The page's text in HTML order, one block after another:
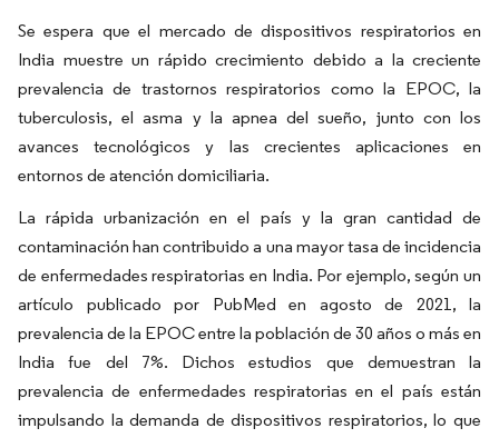
Se espera que el mercado de dispositivos respiratorios en
India muestre un rápido crecimiento debido a la creciente
prevalencia de trastornos respiratorios como la EPOC, la
tuberculosis, el asma y la apnea del sueño, junto con los
avances tecnológicos y las crecientes aplicaciones en
entornos de atención domiciliaria.
La rápida urbanización en el país y la gran cantidad de
contaminación han contribuido a una mayor tasa de incidencia
de enfermedades respiratorias en India. Por ejemplo, según un
artículo publicado por PubMed en agosto de 2021, la
prevalencia de la EPOC entre la población de 30 años o más en
India fue del 7%. Dichos estudios que demuestran la
prevalencia de enfermedades respiratorias en el país están
impulsando la demanda de dispositivos respiratorios, lo que